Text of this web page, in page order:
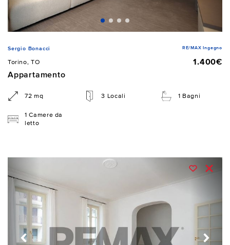
Sergio Bonacci RE/MAX Ingegno
Torino, TO
1.400€
Appartamento
72 mq 3 Locali 1 Bagni
1 Camere da
letto